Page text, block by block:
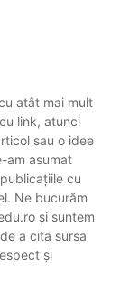
atât mai mult
link, atunci
sau o idee
am asumat
cu
Ne bucurăm
și suntem
a cita sursa
și